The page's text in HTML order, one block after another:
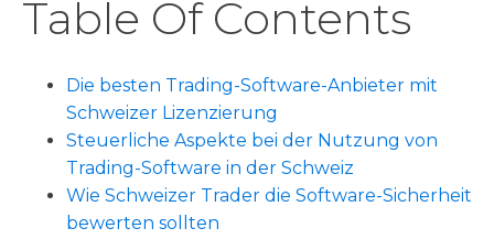
Table Of Contents
Die besten Trading-Software-Anbieter mit
Schweizer Lizenzierung
Steuerliche Aspekte bei der Nutzung von
Trading-Software in der Schweiz
Wie Schweizer Trader die Software-Sicherheit
bewerten sollten